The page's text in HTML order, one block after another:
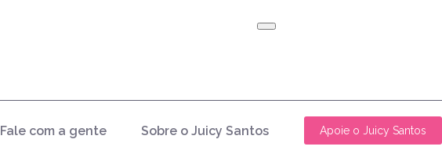
Fale com a gente Sobre o Juicy Santos Apoie o Juicy Santos